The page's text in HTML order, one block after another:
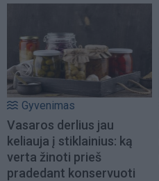
Gyvenimas
Vasaros derlius jau
keliauja į stiklainius: ką
verta žinoti prieš
pradedant konservuoti